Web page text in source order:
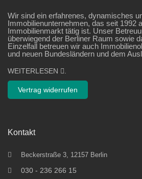
Wir sind ein erfahrenes, dynamisches
Immobilienunternehmen, das seit 1992
Immobilienmarkt tätig ist. Unser
überwiegend der Berliner Raum sowie
Einzelfall betreuen wir auch
und neuen Bundesländern und dem
WEITERLESEN
Vertrag widerrufen
Kontakt
Beckerstraße 3, 12157 Berlin
030 - 236 266 15